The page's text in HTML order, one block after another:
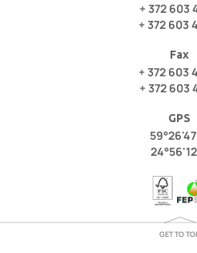
+ 372 603
+ 372 603
Fax
+ 372 603
+ 372 603
GPS
GET TO